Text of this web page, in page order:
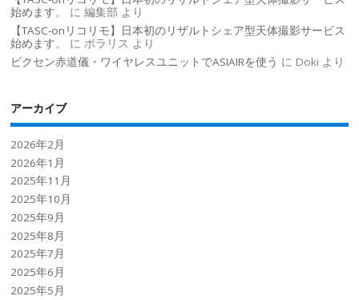
始めます。
に編集部 より
【TASC-onリコリモ】日本初のリザルトシェア型天体撮影サービス
始めます。
にポラリス より
ビクセン赤道儀・ワイヤレスユニットでASIAIRを使う に Doki より
アーカイブ
2026年2月
2026年1月
2025年11月
2025年10月
2025年9月
2025年8月
2025年7月
2025年6月
2025年5月